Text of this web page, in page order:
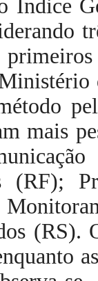
Índice
mais
(RF);
(RS).